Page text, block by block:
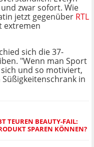
zwar sofort. Wie
jetzt gegenüber RTL
extremen
sich die 37-
"Wenn man Sport
und so motiviert,
in
TEUREN BEAUTY-FAIL:
SPAREN KÖNNEN?